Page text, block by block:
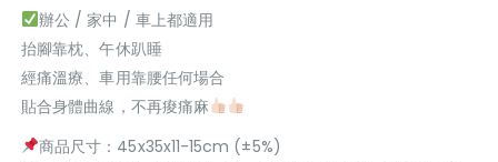
辦公 / 家中 / 車上都適用
抬腳靠枕、午休趴睡
經痛溫療、車用靠腰任何場合
貼合身體曲線，不再痠痛麻
商品尺寸：45x35x11-15cm (±5%)